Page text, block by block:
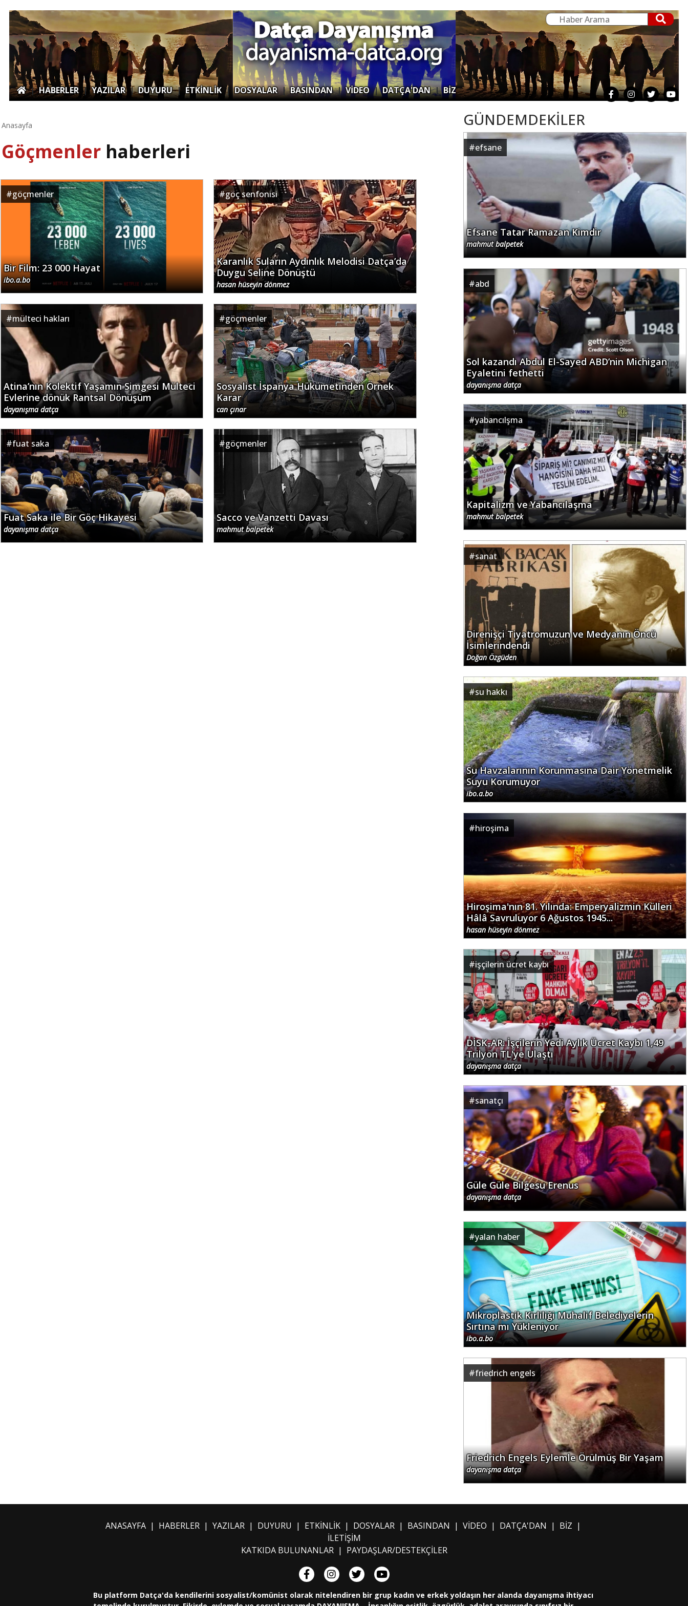
|HABERLER|YAZILAR|DUYURU| ETKİNLİK |DOSYALAR|BASINDAN|VİDEO|DATÇA'DAN|BİZ
Anasayfa
Göçmenler haberleri
#göçmenler
Bir Film: 23 000 Hayat
ibo.a.bo
#göç senfonisi
Karanlık Suların Aydınlık Melodisi Datça’da
Duygu Seline Dönüştü
hasan hüseyin dönmez
#mülteci hakları
Atina’nın Kolektif Yaşamın Simgesi Mülteci
Evlerine dönük Rantsal Dönüşüm
dayanışma datça
#göçmenler
Sosyalist İspanya Hükümetinden Örnek
Karar
can çınar
#fuat saka
Fuat Saka ile Bir Göç Hikayesi
dayanışma datça
#göçmenler
Sacco ve Vanzetti Davası
mahmut balpetek
GÜNDEMDEKİLER
#efsane
Efsane Tatar Ramazan Kimdir
mahmut balpetek
#abd
Sol kazandı Abdul El-Sayed ABD’nin Michigan
Eyaletini fethetti
dayanışma datça
#yabancılşma
Kapitalizm ve Yabancılaşma
mahmut balpetek
#sanat
Direnişçi Tiyatromuzun ve Medyanın Öncü
İsimlerindendi
Doğan Özgüden
#su hakkı
Su Havzalarının Korunmasına Dair Yönetmelik
Suyu Korumuyor
ibo.a.bo
#hiroşima
Hiroşima'nın 81. Yılında: Emperyalizmin Külleri
Hâlâ Savruluyor 6 Ağustos 1945...
hasan hüseyin dönmez
#işçilerin ücret kaybı
DİSK-AR: İşçilerin Yedi Aylık Ücret Kaybı 1,49
Trilyon TL'ye Ulaştı
dayanışma datça
#sanatçı
Güle Güle Bilgesu Erenus
dayanışma datça
#yalan haber
Mikroplastik Kirliliği Muhalif Belediyelerin
Sırtına mı Yükleniyor
ibo.a.bo
#friedrich engels
Friedrich Engels Eylemle Örülmüş Bir Yaşam
dayanışma datça
ANASAYFA| HABERLER| YAZILAR| DUYURU | ETKİNLİK| DOSYALAR| BASINDAN | VİDEO | DATÇA'DAN | BİZ |
İLETİŞİM
KATKIDA BULUNANLAR| PAYDAŞLAR/DESTEKÇİLER
Bu platform Datça'da kendilerini sosyalist/komünist olarak nitelendiren bir grup kadın ve erkek yoldaşın her alanda dayanışma ihtiyacı